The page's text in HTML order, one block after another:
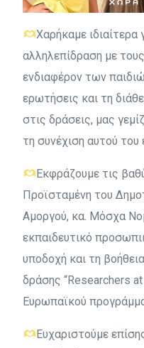
Χαρήκαμε ιδιαίτερα
αλληλεπίδραση με
ενδιαφέρον των
ερωτήσεις και τη
στις δράσεις, μας
τη συνέχιση αυτού του
Εκφράζουμε τις
Προϊσταμένη του
Αμοργού, κα. Μόσχα
εκπαιδευτικό
υποδοχή και τη
δράσης “Researchers
Ευρωπαϊκού
Ευχαριστούμε